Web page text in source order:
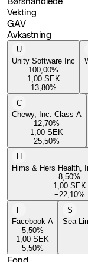
Vekting
GAV
Avkastning
U
Unity Software Inc
100,00%
1,00 SEK
13,80%
C
Chewy, Inc. Class A
12,70%
1,00 SEK
25,50%
H
Hims & Hers Health,
8,50%
1,00 SEK
−22,10%
F
Facebook A
5,50%
1,00 SEK
5,50%
S
Sea